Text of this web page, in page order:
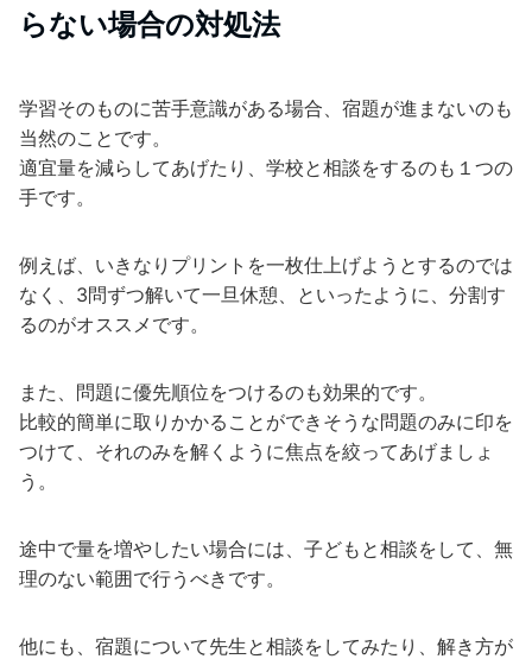
らない場合の対処法
学習そのものに苦手意識がある場合、宿題が進まないのも
当然のことです。
適宜量を減らしてあげたり、学校と相談をするのも１つの
手です。
例えば、いきなりプリントを一枚仕上げようとするのでは
なく、3問ずつ解いて一旦休憩、といったように、分割す
るのがオススメです。
また、問題に優先順位をつけるのも効果的です。
比較的簡単に取りかかることができそうな問題のみに印を
つけて、それのみを解くように焦点を絞ってあげましょ
う。
途中で量を増やしたい場合には、子どもと相談をして、無
理のない範囲で行うべきです。
他にも、宿題について先生と相談をしてみたり、解き方が